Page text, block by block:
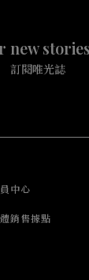
new
訂閱唯光誌
中心
銷售據點